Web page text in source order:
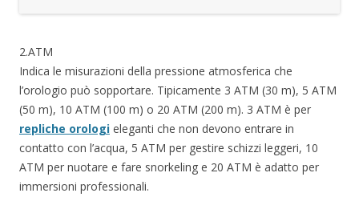
2.ATM
Indica le misurazioni della pressione atmosferica che
l’orologio può sopportare. Tipicamente 3 ATM (30 m), 5 ATM
(50 m), 10 ATM (100 m) o 20 ATM (200 m). 3 ATM è per
repliche orologi eleganti che non devono entrare in
contatto con l’acqua, 5 ATM per gestire schizzi leggeri, 10
ATM per nuotare e fare snorkeling e 20 ATM è adatto per
immersioni professionali.